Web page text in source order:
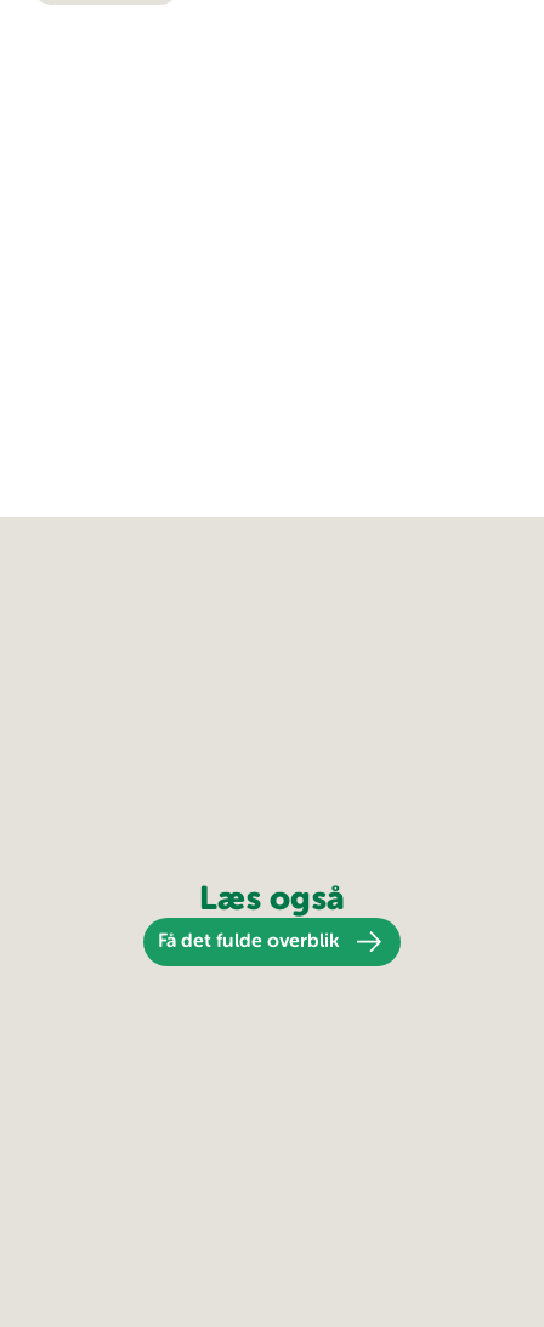
Læs også
Få det fulde overblik